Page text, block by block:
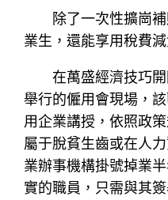
除了一次性擴崗
業生，還能享用稅費減
在萬盛經濟技巧
舉行的僱用會現場，
用企業講授，依照政
屬于脫貧生齒或在人
業辦事機構掛號掉業
實的職員，只需與其